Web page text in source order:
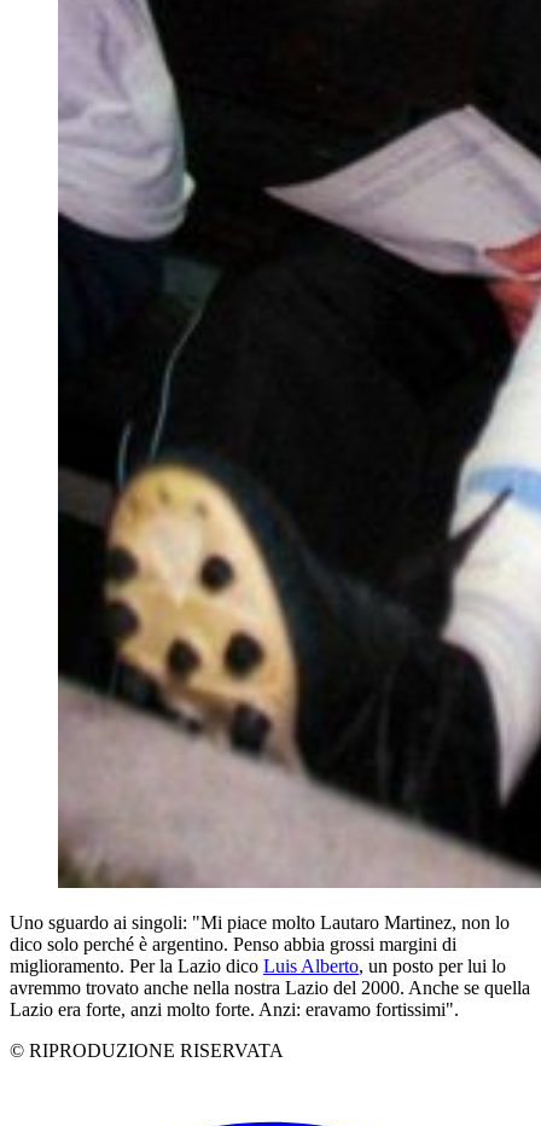
Uno sguardo ai singoli: "Mi piace molto Lautaro Martinez, non lo
dico solo perché è argentino. Penso abbia grossi margini di
miglioramento. Per la Lazio dico Luis Alberto, un posto per lui lo
avremmo trovato anche nella nostra Lazio del 2000. Anche se quella
Lazio era forte, anzi molto forte. Anzi: eravamo fortissimi".
© RIPRODUZIONE RISERVATA